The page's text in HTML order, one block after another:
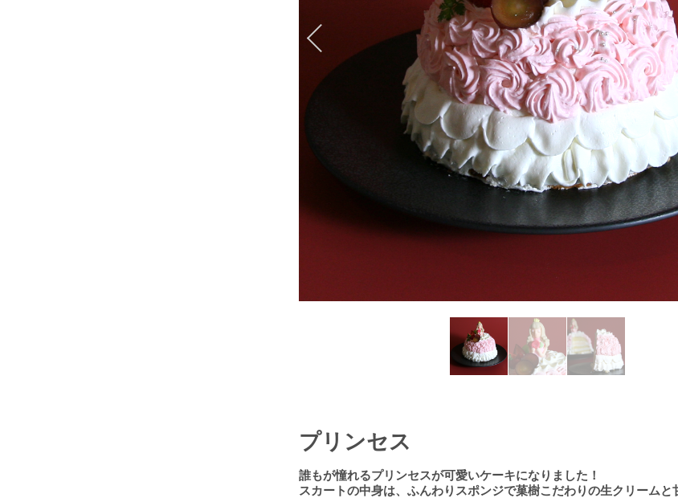
プリンセス
誰もが憧れるプリンセスが可愛いケーキになりました！
スカートの中身は、ふんわりスポンジで菓樹こだわりの生クリームと